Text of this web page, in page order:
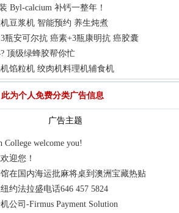
Byl-calcium 补钙一整年！
豆浆机 智能预约 养生炖煮
瓶安可尔抗 癌素+3瓶康明抗 癌胶囊
顶级绿蜂胶帮你忙
馅粒机 绞肉机料理机辅食机
此为个人免费分类广告信息
广告主题
College welcome you!
迎您！
在国内海运批麻将桌到澳洲宝藏热贴
约法拉盛电话646 457 5824
公司-Firmus Payment Solution